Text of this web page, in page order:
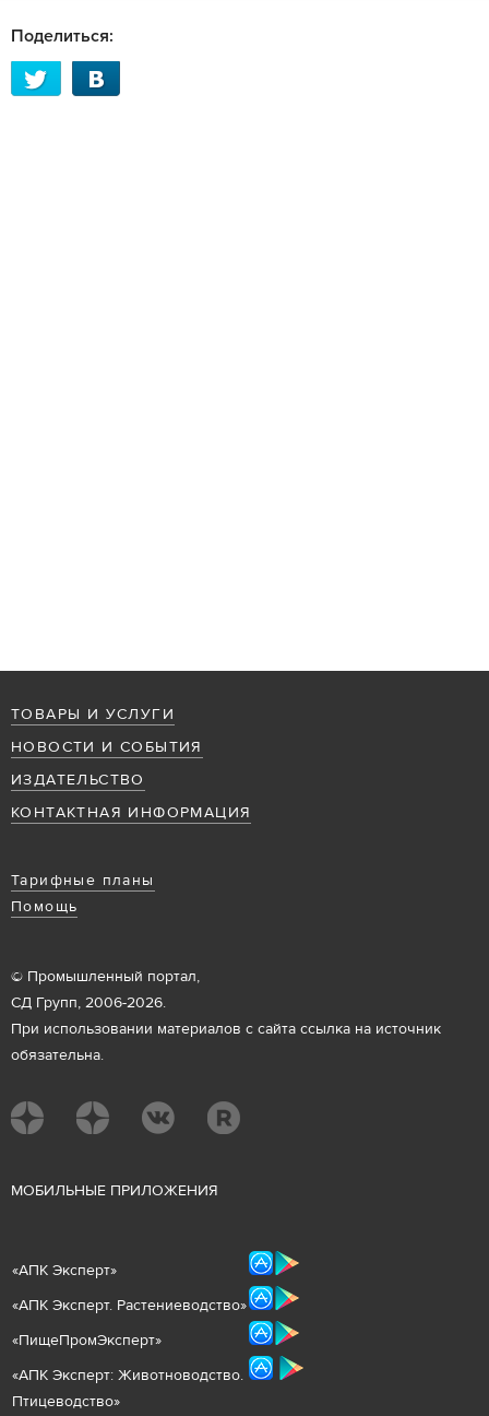
Поделиться:
ТОВАРЫ И УСЛУГИ
НОВОСТИ И СОБЫТИЯ
ИЗДАТЕЛЬСТВО
КОНТАКТНАЯ ИНФОРМАЦИЯ
Тарифные планы
Помощь
© Промышленный портал,
СД Групп, 2006-2026.
При использовании материалов с сайта ссылка на источник
обязательна.
МОБИЛЬНЫЕ ПРИЛОЖЕНИЯ
«АПК Эксперт»
«АПК Эксперт. Растениеводство»
«ПищеПромЭксперт»
«АПК Эксперт: Животноводство.
Птицеводство»